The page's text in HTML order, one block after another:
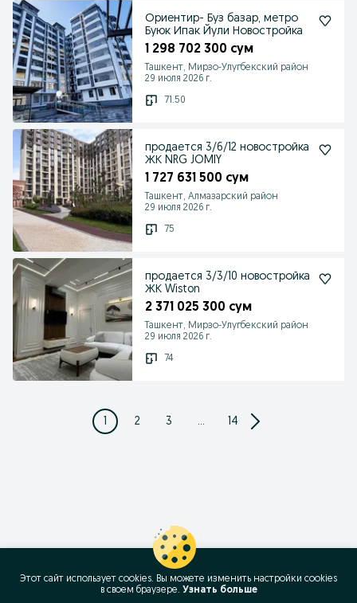
Ориентир- Буз базар, метро
Буюк Ипак Йули Новостройка
1 298 702 300 сум
Ташкент, Мирзо-Улугбекский район
29 июля 2026 г.
71.50
продается 3/6/12 новостройка
ЖК NRG JOMIY
1 727 631 500 сум
Ташкент, Алмазарский район
29 июля 2026 г.
75
продается 3/3/10 новостройка
ЖК Wiston
2 371 025 300 сум
Ташкент, Мирзо-Улугбекский район
29 июля 2026 г.
74
1 2 3 ... 14
Этот сайт использует cookies. Вы можете изменить настройки cookies
в своeм браузере. Узнать больше